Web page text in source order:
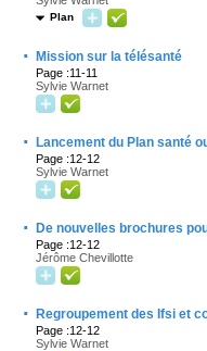
Plan
· Mission sur la télésanté
Page :11-11
Sylvie Warnet
· Lancement du Plan santé
Page :12-12
Sylvie Warnet
· De nouvelles brochures
Page :12-12
Jérôme Chevillotte
· Regroupement des Ifsi et
Page :12-12
Sylvie Warnet